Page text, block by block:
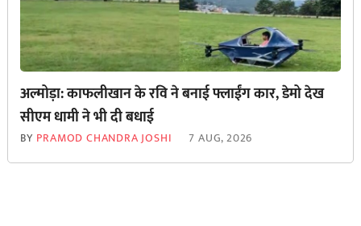
अल्मोड़ा: काफलीखान के रवि ने बनाई फ्लाईंग कार, डेमो देख
सीएम धामी ने भी दी बधाई
BY PRAMOD CHANDRA JOSHI 7 AUG, 2026